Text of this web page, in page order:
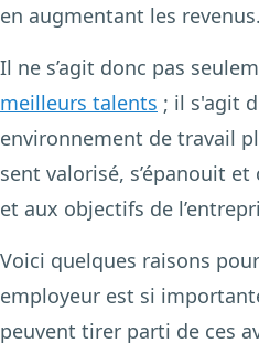
en augmentant les revenus.
Il ne s’agit donc pas
meilleurs talents ; il s'agit
environnement de travail
sent valorisé, s’épanouit
et aux objectifs de
Voici quelques raisons
employeur est si
peuvent tirer parti de ces